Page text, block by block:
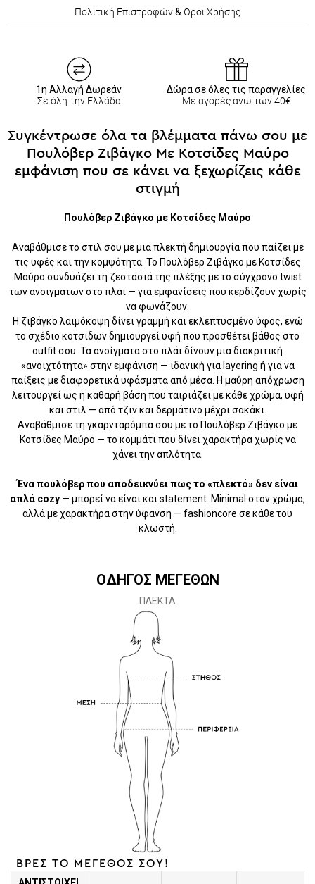
Πολιτική Επιστροφών& Όροι Χρήσης
1η Αλλαγή Δωρεάν
Σε όλη την Ελλάδα
Δώρα σε όλες τις παραγγελίες
Με αγορές άνω των 40€
Συγκέντρωσε όλα τα βλέμματα πάνω σου με
Πουλόβερ Ζιβάγκο Με Κοτσίδες Μαύρο
εμφάνιση που σε κάνει να ξεχωρίζεις κάθε
στιγμή
Πουλόβερ Ζιβάγκο με Κοτσίδες Μαύρο
Αναβάθμισε το στιλ σου με μια πλεκτή δημιουργία που παίζει με
τις υφές και την κομψότητα. Το Πουλόβερ Ζιβάγκο με Κοτσίδες
Μαύρο συνδυάζει τη ζεστασιά της πλέξης με το σύγχρονο twist
των ανοιγμάτων στο πλάι — για εμφανίσεις που κερδίζουν χωρίς
να φωνάζουν.
Η ζιβάγκο λαιμόκοψη δίνει γραμμή και εκλεπτυσμένο ύφος, ενώ
το σχέδιο κοτσίδων δημιουργεί υφή που προσθέτει βάθος στο
outfit σου. Τα ανοίγματα στο πλάι δίνουν μια διακριτική
«ανοιχτότητα» στην εμφάνιση — ιδανική για layering ή για να
παίξεις με διαφορετικά υφάσματα από μέσα. Η μαύρη απόχρωση
λειτουργεί ως η καθαρή βάση που ταιριάζει με κάθε χρώμα, υφή
και στιλ — από τζιν και δερμάτινο μέχρι σακάκι.
Αναβάθμισε τη γκαρνταρόμπα σου με το Πουλόβερ Ζιβάγκο με
Κοτσίδες Μαύρο — το κομμάτι που δίνει χαρακτήρα χωρίς να
χάνει την απλότητα.
Ένα πουλόβερ που αποδεικνύει πως το «πλεκτό» δεν είναι
απλά cozy — μπορεί να είναι και statement. Minimal στον χρώμα,
αλλά με χαρακτήρα στην ύφανση — fashioncore σε κάθε του
κλωστή.
ΟΔΗΓΟΣ ΜΕΓΕΘΩΝ
ΠΛΕΚΤΑ
ΒΡΕΣ ΤΟ ΜΕΓΕΘΟΣ ΣΟΥ!